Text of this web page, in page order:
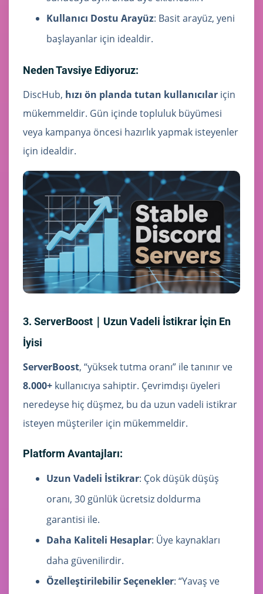
Kullanıcı Dostu Arayüz: Basit arayüz, yeni
başlayanlar için idealdir.
Neden Tavsiye Ediyoruz:
DiscHub, hızı ön planda tutan kullanıcılar için
mükemmeldir. Gün içinde topluluk büyümesi
veya kampanya öncesi hazırlık yapmak isteyenler
için idealdir.
3. ServerBoost｜Uzun Vadeli İstikrar İçin En
İyisi
ServerBoost, “yüksek tutma oranı” ile tanınır ve
8.000+ kullanıcıya sahiptir. Çevrimdışı üyeleri
neredeyse hiç düşmez, bu da uzun vadeli istikrar
isteyen müşteriler için mükemmeldir.
Platform Avantajları:
Uzun Vadeli İstikrar: Çok düşük düşüş
oranı, 30 günlük ücretsiz doldurma
garantisi ile.
Daha Kaliteli Hesaplar: Üye kaynakları
daha güvenilirdir.
Özelleştirilebilir Seçenekler: “Yavaş ve